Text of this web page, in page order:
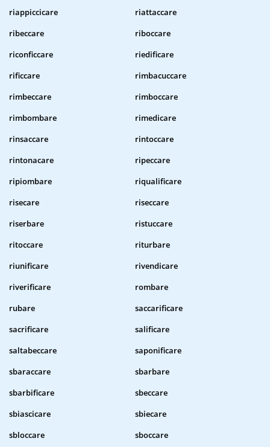
riappiccicare
riattaccare
ribeccare
riboccare
riconficcare
riedificare
rificcare
rimbacuccare
rimbeccare
rimboccare
rimbombare
rimedicare
rinsaccare
rintoccare
rintonacare
ripeccare
ripiombare
riqualificare
risecare
riseccare
riserbare
ristuccare
ritoccare
riturbare
riunificare
rivendicare
riverificare
rombare
rubare
saccarificare
sacrificare
salificare
saltabeccare
saponificare
sbaraccare
sbarbare
sbarbificare
sbeccare
sbiascicare
sbiecare
sbloccare
sboccare